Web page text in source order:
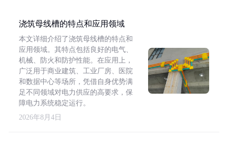
浇筑母线槽的特点和应用领域
本文详细介绍了浇筑母线槽的特点和
应用领域。其特点包括良好的电气、
机械、防火和防护性能。在应用上，
广泛用于商业建筑、工业厂房、医院
和数据中心等场所，凭借自身优势满
足不同领域对电力供应的高要求，保
障电力系统稳定运行。
2026年8月4日